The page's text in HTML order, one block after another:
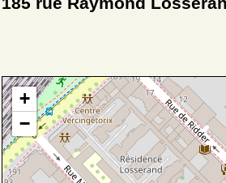
+
−